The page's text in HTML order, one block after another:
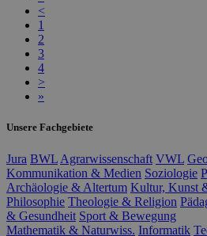
<
1
2
3
4
>
»
Unsere Fachgebiete
Jura BWL Agrarwissenschaft VWL
Kommunikation & Medien Soziologie
Archäologie & Altertum Kultur, Kunst
Philosophie Theologie & Religion
& Gesundheit Sport & Bewegung
Mathematik & Naturwiss. Informatik